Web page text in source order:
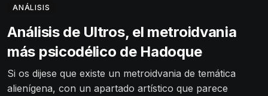
ANÁLISIS
Análisis de Ultros, el metroidvania
más psicodélico de Hadoque
Si os dijese que existe un metroidvania de temática
alienígena, con un apartado artístico que parece